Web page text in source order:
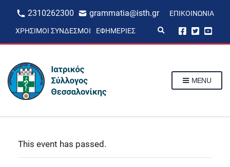
2310262300 grammatia@isth.gr ΕΠΙΚΟΙΝΩΝΊΑ
ΧΡΉΣΙΜΟΙ ΣΎΝΔΕΣΜΟΙ ΕΦΗΜΕΡΊΕΣ
p
MENU
This event has passed.